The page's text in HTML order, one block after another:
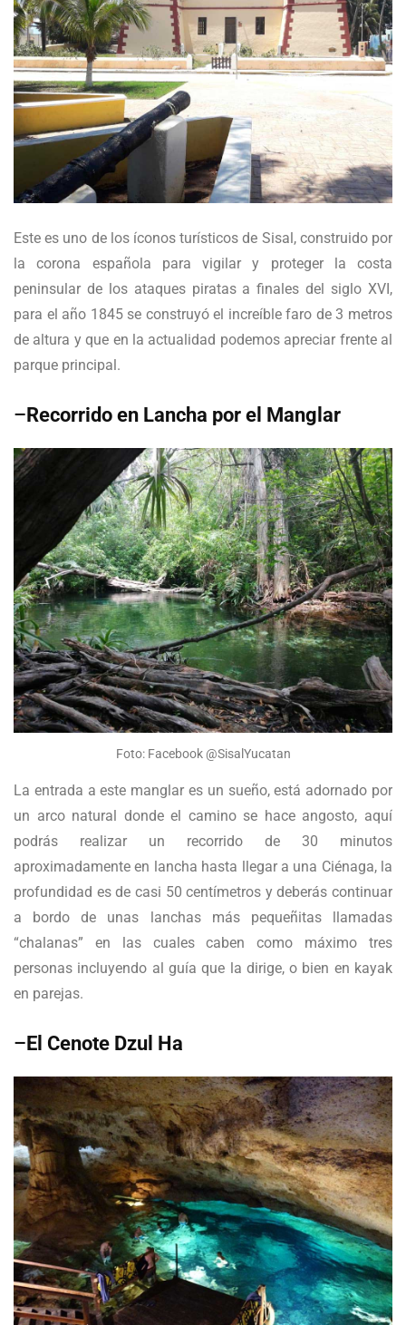
Este es uno de los íconos turísticos de Sisal, construido por
la corona española para vigilar y proteger la costa
peninsular de los ataques piratas a finales del siglo XVI,
para el año 1845 se construyó el increíble faro de 3 metros
de altura y que en la actualidad podemos apreciar frente al
parque principal.
– Recorrido en Lancha por el Manglar
Foto: Facebook @SisalYucatan
La entrada a este manglar es un sueño, está adornado por
un arco natural donde el camino se hace angosto, aquí
podrás realizar un recorrido de 30 minutos
aproximadamente en lancha hasta llegar a una Ciénaga, la
profundidad es de casi 50 centímetros y deberás continuar
a bordo de unas lanchas más pequeñitas llamadas
“chalanas” en las cuales caben como máximo tres
personas incluyendo al guía que la dirige, o bien en kayak
en parejas.
–El Cenote Dzul Ha